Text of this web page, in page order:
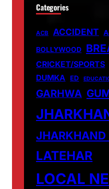
Categories
ACB ACCIDENT
BOLLYWOOD
CRICKET/SPORTS
DUMKA ED
GARHWA
JHARKHAND
LATEHAR
LOCAL